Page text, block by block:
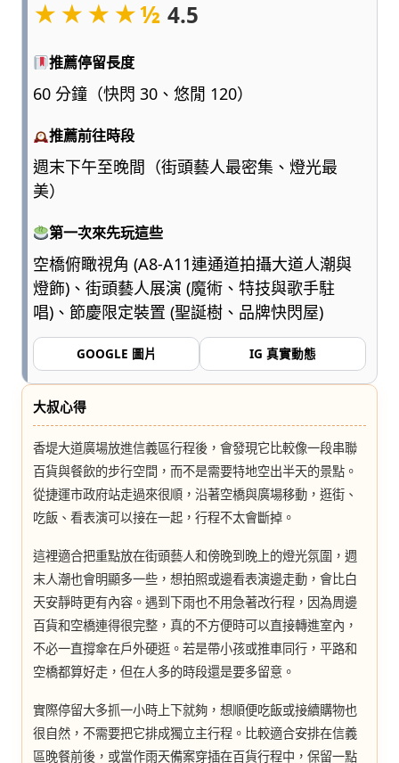
誇、
媽
起
愛
七
桃。
★★★★½ 4.5
推薦停留長度
60 分鐘（快閃 30、悠閒 120）
推薦前往時段
週末下午至晚間（街頭藝人最密集、燈光最
美）
第一次來先玩這些
空橋俯瞰視角 (A8-A11連通道拍攝大道人潮與
燈飾)、街頭藝人展演 (魔術、特技與歌手駐
唱)、節慶限定裝置 (聖誕樹、品牌快閃屋)
GOOGLE 圖片 IG 真實動態
大叔心得
香堤大道廣場放進信義區行程後，會發現它比較像一段串聯
百貨與餐飲的步行空間，而不是需要特地空出半天的景點。
從捷運市政府站走過來很順，沿著空橋與廣場移動，逛街、
吃飯、看表演可以接在一起，行程不太會斷掉。
這裡適合把重點放在街頭藝人和傍晚到晚上的燈光氛圍，週
末人潮也會明顯多一些，想拍照或邊看表演邊走動，會比白
天安靜時更有內容。遇到下雨也不用急著改行程，因為周邊
百貨和空橋連得很完整，真的不方便時可以直接轉進室內，
不必一直撐傘在戶外硬逛。若是帶小孩或推車同行，平路和
空橋都算好走，但在人多的時段還是要多留意。
實際停留大多抓一小時上下就夠，想順便吃飯或接續購物也
很自然，不需要把它排成獨立主行程。比較適合安排在信義
區晚餐前後，或當作雨天備案穿插在百貨行程中，保留一點